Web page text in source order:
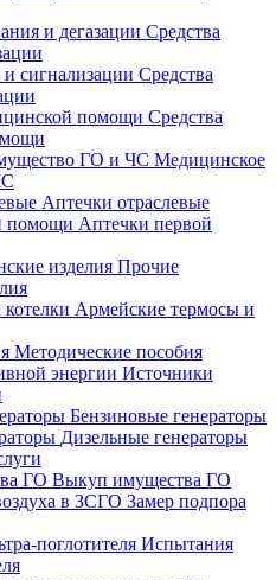
Средства
Средства
Средства
Медицинское
Аптечки отраслевые
Аптечки первой
Прочие
Армейские термосы и
Методические пособия
Источники
Бензиновые генераторы
Дизельные генераторы
Выкуп имущества ГО
Замер подпора
Испытания